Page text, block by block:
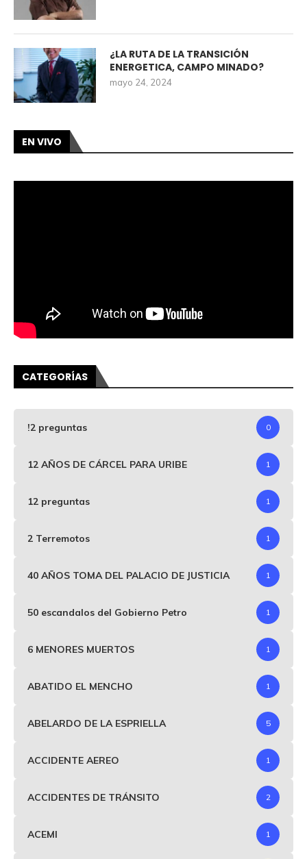
¿LA RUTA DE LA TRANSICIÓN
ENERGETICA, CAMPO MINADO?
mayo 24, 2024
EN VIVO
CATEGORÍAS
!2 preguntas 0
12 AÑOS DE CÁRCEL PARA URIBE 1
12 preguntas 1
2 Terremotos 1
40 AÑOS TOMA DEL PALACIO DE JUSTICIA 1
50 escandalos del Gobierno Petro 1
6 MENORES MUERTOS 1
ABATIDO EL MENCHO 1
ABELARDO DE LA ESPRIELLA 5
ACCIDENTE AEREO 1
ACCIDENTES DE TRÁNSITO 2
ACEMI 1